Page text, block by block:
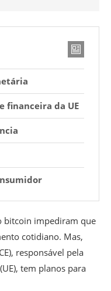
financeira da UE
bitcoin impediram que
cotidiano. Mas,
responsável pela
tem planos para